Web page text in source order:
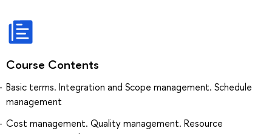
Course Contents
Basic terms. Integration and Scope management. Schedule
management
Cost management. Quality management. Resource